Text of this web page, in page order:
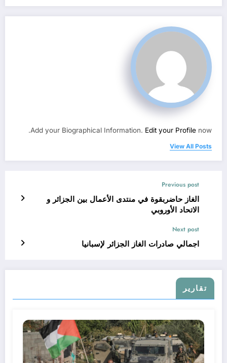
Add your Biographical Information. Edit your Profile now.
View All Posts
Previous post
الغاز حاضربقوة في منتدى الأعمال بين الجزائر و
الاتحاد الأوروبي
Next post
اجمالي صادرات الغاز الجزائر لإسبانيا
تقارير